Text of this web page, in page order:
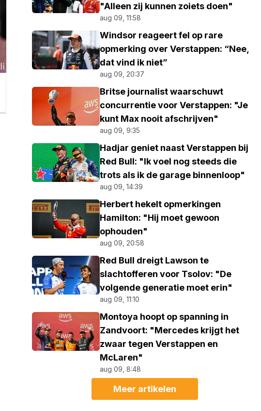
"Alleen zij kunnen zoiets doen"
aug 09, 11:58
Windsor reageert fel op rare
opmerking over Verstappen: “Nee,
dat vind ik niet”
aug 09, 20:37
Britse journalist waarschuwt
concurrentie voor Verstappen: "Je
kunt Max nooit afschrijven"
aug 09, 9:35
Hadjar geniet naast Verstappen bij
Red Bull: "Ik voel nog steeds die
trots als ik de garage binnenloop"
aug 09, 14:39
Herbert hekelt opmerkingen
Hamilton: "Hij moet gewoon
ophouden"
aug 09, 20:58
Red Bull dreigt Lawson te
slachtofferen voor Tsolov: "De
volgende generatie moet erin"
aug 09, 11:10
Montoya hoopt op spanning in
Zandvoort: "Mercedes krijgt het
zwaar tegen Verstappen en
McLaren"
aug 09, 8:48
Meer artikelen